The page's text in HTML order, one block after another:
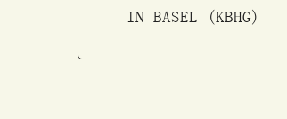
IN BASEL (KBHG)